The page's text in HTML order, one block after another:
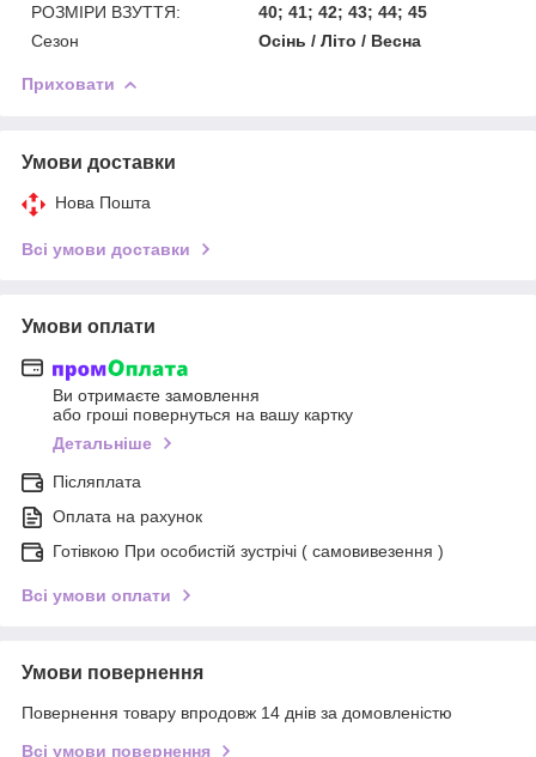
РОЗМІРИ ВЗУТТЯ:
40; 41; 42; 43; 44; 45
Сезон
Осiнь / Лiто / Весна
Приховати
Умови доставки
Нова Пошта
Всі умови доставки
Умови оплати
Ви отримаєте замовлення
або гроші повернуться на вашу картку
Детальніше
Післяплата
Оплата на рахунок
Готівкою При особистій зустрічі ( самовивезення )
Всі умови оплати
Умови повернення
Повернення товару впродовж 14 днів за домовленістю
Всі умови повернення